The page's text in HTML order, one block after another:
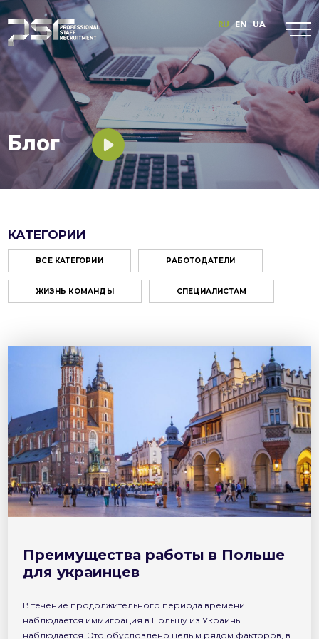
RU EN UA
Блог
КАТЕГОРИИ
ВСЕ КАТЕГОРИИ РАБОТОДАТЕЛИ
ЖИЗНЬ КОМАНДЫ СПЕЦИАЛИСТАМ
Преимущества работы в Польше
для украинцев
В течение продолжительного периода времени
наблюдается иммиграция в Польшу из Украины
наблюдается. Это обусловлено целым рядом факторов, в